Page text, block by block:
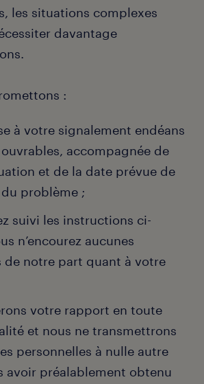
les situations complexes
davantage
:
à votre signalement endéans
accompagnée de
et de la date prévue de
problème ;
suivi les instructions ci-
n’encourez aucunes
de notre part quant à votre
votre rapport en toute
et nous ne transmettrons
personnelles à nulle autre
avoir préalablement obtenu